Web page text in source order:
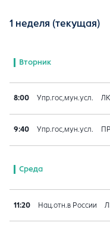
1 неделя (текущая)
Вторник
8:00 Упр.гос,мун.усл. ЛК
9:40 Упр.гос,мун.усл. ПР
Среда
11:20 Нац.отн.в России